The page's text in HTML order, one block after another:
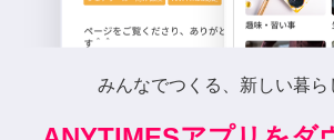
みんなでつくる、新しい暮ら